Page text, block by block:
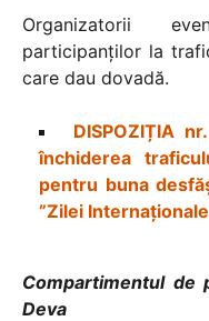
Organizatorii
participanților la
care dau dovadă.
DISPOZIȚIA
închiderea
pentru buna
”Zilei
Compartimentul de
Deva